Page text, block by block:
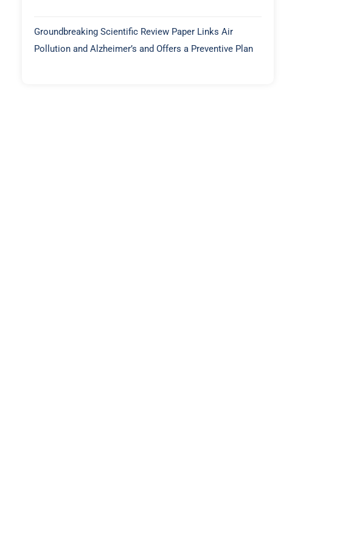
Groundbreaking Scientific Review Paper Links Air
Pollution and Alzheimer’s and Offers a Preventive Plan